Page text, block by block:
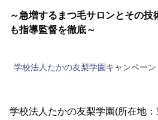
～急増するまつ毛サロンとその技
も指導監督を徹底～
学校法人たかの友梨学園キャンペーン
学校法人たかの友梨学園(所在地：